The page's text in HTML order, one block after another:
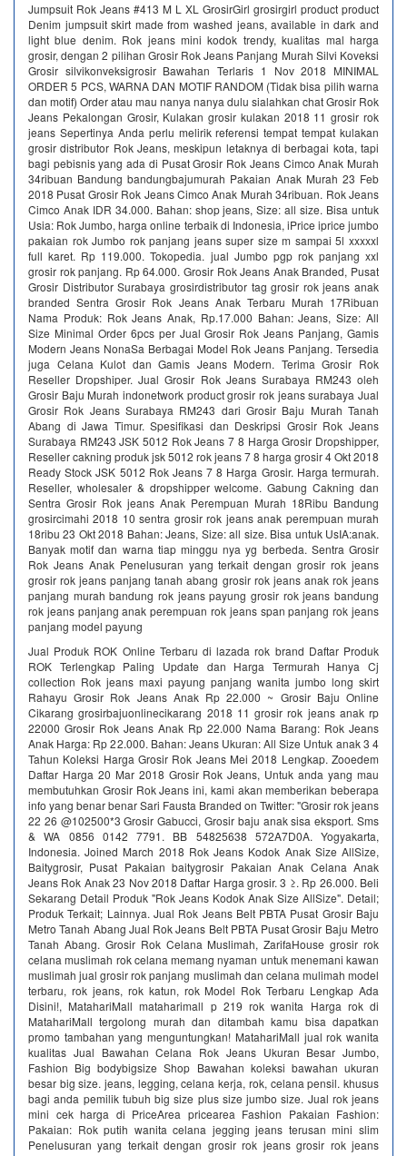
Jumpsuit Rok Jeans #413 M L XL GrosirGirl grosirgirl product product
Denim jumpsuit skirt made from washed jeans, available in dark and
light blue denim. Rok jeans mini kodok trendy, kualitas mal harga
grosir, dengan 2 pilihan Grosir Rok Jeans Panjang Murah Silvi Koveksi
Grosir silvikonveksigrosir Bawahan Terlaris 1 Nov 2018 MINIMAL
ORDER 5 PCS, WARNA DAN MOTIF RANDOM (Tidak bisa pilih warna
dan motif) Order atau mau nanya nanya dulu sialahkan chat Grosir Rok
Jeans Pekalongan Grosir, Kulakan grosir kulakan 2018 11 grosir rok
jeans Sepertinya Anda perlu melirik referensi tempat tempat kulakan
grosir distributor Rok Jeans, meskipun letaknya di berbagai kota, tapi
bagi pebisnis yang ada di Pusat Grosir Rok Jeans Cimco Anak Murah
34ribuan Bandung bandungbajumurah Pakaian Anak Murah 23 Feb
2018 Pusat Grosir Rok Jeans Cimco Anak Murah 34ribuan. Rok Jeans
Cimco Anak IDR 34.000. Bahan: shop jeans, Size: all size. Bisa untuk
Usia: Rok Jumbo, harga online terbaik di Indonesia, iPrice iprice jumbo
pakaian rok Jumbo rok panjang jeans super size m sampai 5l xxxxxl
full karet. Rp 119.000. Tokopedia. jual Jumbo pgp rok panjang xxl
grosir rok panjang. Rp 64.000. Grosir Rok Jeans Anak Branded, Pusat
Grosir Distributor Surabaya grosirdistributor tag grosir rok jeans anak
branded Sentra Grosir Rok Jeans Anak Terbaru Murah 17Ribuan
Nama Produk: Rok Jeans Anak, Rp.17.000 Bahan: Jeans, Size: All
Size Minimal Order 6pcs per Jual Grosir Rok Jeans Panjang, Gamis
Modern Jeans NonaSa Berbagai Model Rok Jeans Panjang. Tersedia
juga Celana Kulot dan Gamis Jeans Modern. Terima Grosir Rok
Reseller Dropshiper. Jual Grosir Rok Jeans Surabaya RM243 oleh
Grosir Baju Murah indonetwork product grosir rok jeans surabaya Jual
Grosir Rok Jeans Surabaya RM243 dari Grosir Baju Murah Tanah
Abang di Jawa Timur. Spesifikasi dan Deskripsi Grosir Rok Jeans
Surabaya RM243 JSK 5012 Rok Jeans 7 8 Harga Grosir Dropshipper,
Reseller cakning produk jsk 5012 rok jeans 7 8 harga grosir 4 Okt 2018
Ready Stock JSK 5012 Rok Jeans 7 8 Harga Grosir. Harga termurah.
Reseller, wholesaler & dropshipper welcome. Gabung Cakning dan
Sentra Grosir Rok jeans Anak Perempuan Murah 18Ribu Bandung
grosircimahi 2018 10 sentra grosir rok jeans anak perempuan murah
18ribu 23 Okt 2018 Bahan: Jeans, Size: all size. Bisa untuk UsIA:anak.
Banyak motif dan warna tiap minggu nya yg berbeda. Sentra Grosir
Rok Jeans Anak Penelusuran yang terkait dengan grosir rok jeans
grosir rok jeans panjang tanah abang grosir rok jeans anak rok jeans
panjang murah bandung rok jeans payung grosir rok jeans bandung
rok jeans panjang anak perempuan rok jeans span panjang rok jeans
panjang model payung
Jual Produk ROK Online Terbaru di lazada rok brand Daftar Produk
ROK Terlengkap Paling Update dan Harga Termurah Hanya Cj
collection Rok jeans maxi payung panjang wanita jumbo long skirt
Rahayu Grosir Rok Jeans Anak Rp 22.000 ~ Grosir Baju Online
Cikarang grosirbajuonlinecikarang 2018 11 grosir rok jeans anak rp
22000 Grosir Rok Jeans Anak Rp 22.000 Nama Barang: Rok Jeans
Anak Harga: Rp 22.000. Bahan: Jeans Ukuran: All Size Untuk anak 3 4
Tahun Koleksi Harga Grosir Rok Jeans Mei 2018 Lengkap. Zooedem
Daftar Harga 20 Mar 2018 Grosir Rok Jeans, Untuk anda yang mau
membutuhkan Grosir Rok Jeans ini, kami akan memberikan beberapa
info yang benar benar Sari Fausta Branded on Twitter: "Grosir rok jeans
22 26 @102500*3 Grosir Gabucci, Grosir baju anak sisa eksport. Sms
& WA 0856 0142 7791. BB 54825638 572A7D0A. Yogyakarta,
Indonesia. Joined March 2018 Rok Jeans Kodok Anak Size AllSize,
Baitygrosir, Pusat Pakaian baitygrosir Pakaian Anak Celana Anak
Jeans Rok Anak 23 Nov 2018 Daftar Harga grosir. 3 ≥. Rp 26.000. Beli
Sekarang Detail Produk "Rok Jeans Kodok Anak Size AllSize". Detail;
Produk Terkait; Lainnya. Jual Rok Jeans Belt PBTA Pusat Grosir Baju
Metro Tanah Abang Jual Rok Jeans Belt PBTA Pusat Grosir Baju Metro
Tanah Abang. Grosir Rok Celana Muslimah, ZarifaHouse grosir rok
celana muslimah rok celana memang nyaman untuk menemani kawan
muslimah jual grosir rok panjang muslimah dan celana mulimah model
terbaru, rok jeans, rok katun, rok Model Rok Terbaru Lengkap Ada
Disini!, MatahariMall mataharimall p 219 rok wanita Harga rok di
MatahariMall tergolong murah dan ditambah kamu bisa dapatkan
promo tambahan yang menguntungkan! MatahariMall jual rok wanita
kualitas Jual Bawahan Celana Rok Jeans Ukuran Besar Jumbo,
Fashion Big bodybigsize Shop Bawahan koleksi bawahan ukuran
besar big size. jeans, legging, celana kerja, rok, celana pensil. khusus
bagi anda pemilik tubuh big size plus size jumbo size. Jual rok jeans
mini cek harga di PriceArea pricearea Fashion Pakaian Fashion:
Pakaian: Rok putih wanita celana jegging jeans terusan mini slim
Penelusuran yang terkait dengan grosir rok jeans grosir rok jeans